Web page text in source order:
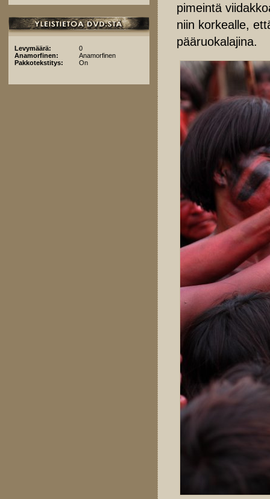
Levymäärä:
0
Anamorfinen:
Anamorfinen
Pakkotekstitys:
On
pimeintä
niin korkealle,
pääruokalajina.